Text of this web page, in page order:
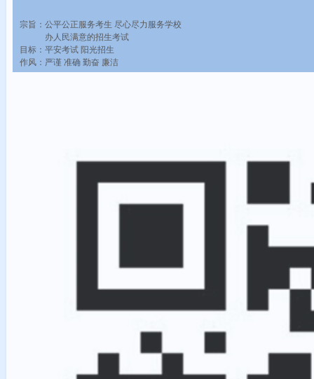
宗旨：公平公正服务考生 尽心尽力服务学校
办人民满意的招生考试
目标：平安考试 阳光招生
作风：严谨 准确 勤奋 廉洁